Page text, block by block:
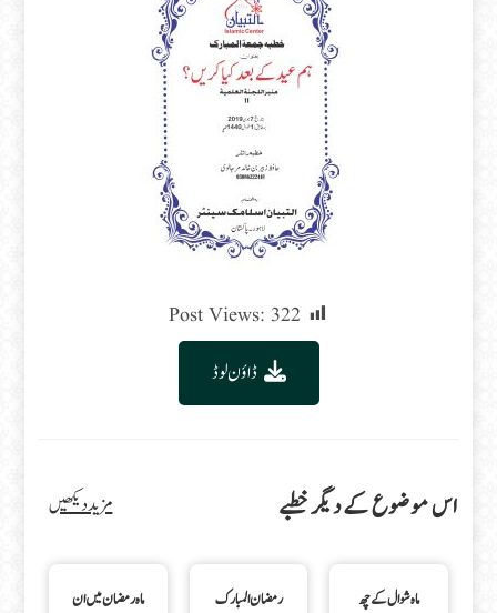
Post Views: 322
ڈاؤن لوڈ
اس موضوع کے دیگر خطبے مزید دیکھیں
ماہ شوال کے چھ
رمضان المبارک
ماہ رمضان میں ان